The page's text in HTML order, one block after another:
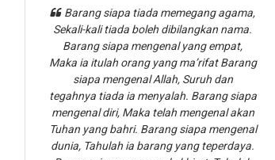
Barang siapa tiada memegang agama,
Sekali-kali tiada boleh dibilangkan nama.
Barang siapa mengenal yang empat,
Maka ia itulah orang yang ma’rifat Barang
siapa mengenal Allah, Suruh dan
tegahnya tiada ia menyalah. Barang siapa
mengenal diri, Maka telah mengenal akan
Tuhan yang bahri. Barang siapa mengenal
dunia, Tahulah ia barang yang teperdaya.